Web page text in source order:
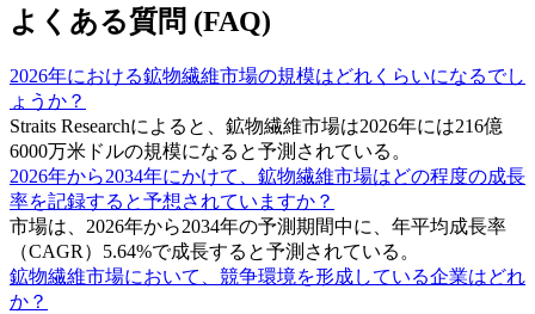
よくある質問 (FAQ)
2026年における鉱物繊維市場の規模はどれくらいになるでし
ょうか？
Straits Researchによると、鉱物繊維市場は2026年には216億
6000万米ドルの規模になると予測されている。
2026年から2034年にかけて、鉱物繊維市場はどの程度の成長
率を記録すると予想されていますか？
市場は、2026年から2034年の予測期間中に、年平均成長率
（CAGR）5.64%で成長すると予測されている。
鉱物繊維市場において、競争環境を形成している企業はどれ
か？